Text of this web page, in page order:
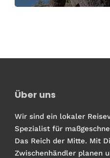
Über uns
Wir sind ein lokaler
Spezialist für
Das Reich der Mitte. Mit
Zwischenhändler planen